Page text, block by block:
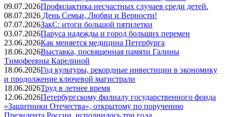
09.07.2026Профилактика несчастных случаев среди детей.
08.07.2026 День Семьи, Любви и Верности!
07.07.2026ЗакС: итоги большой пятилетки
03.07.2026Паруса надежды и город больших перемен
23.06.2026Как меняется медицина Петербурга
18.06.2026Выставка, посвященная памяти Галины
Тимофеевны Карелиной
18.06.2026Год культуры, рекордные инвестиции в экономику
и продолжение ключевой магистрали
18.06.2026Труд в летнее время
12.06.2026Петербургскому филиалу государственного фонда
«Защитники Отечества», открытому по поручению
Президента России, исполнилось три года.